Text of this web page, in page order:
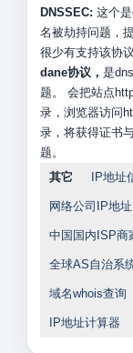
DNSSEC: 这个
名被劫持问题，
很少有支持该协议
dane协议， 是
题。 会把站点
录，浏览器访问
录，将获得证书
题。
其它
IP地址
网络公司IP地址
中国国内ISP商
全球AS自治系
域名whois查询
IP地址计算器